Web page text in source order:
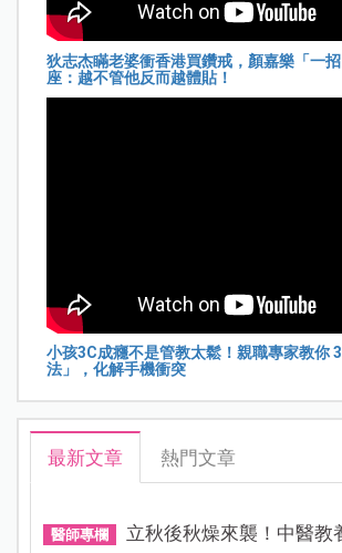
狄志杰瞞老婆衝香港買鑽戒，顏嘉樂「一
座：越不管他反而越體貼！
小孩3C成癮不是管教太鬆！親職專家教你
法」，化解手機衝突
最新文章 熱門文章
醫師專欄 立秋後秋燥來襲！中醫教